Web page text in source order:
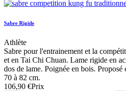
Sabre Rigide
Athlète
Sabre pour l'entrainement et la
et en Tai Chi Chuan. Lame rigide en
dos de lame. Poignée en bois.
70 à 82 cm.
106,90 €Prix